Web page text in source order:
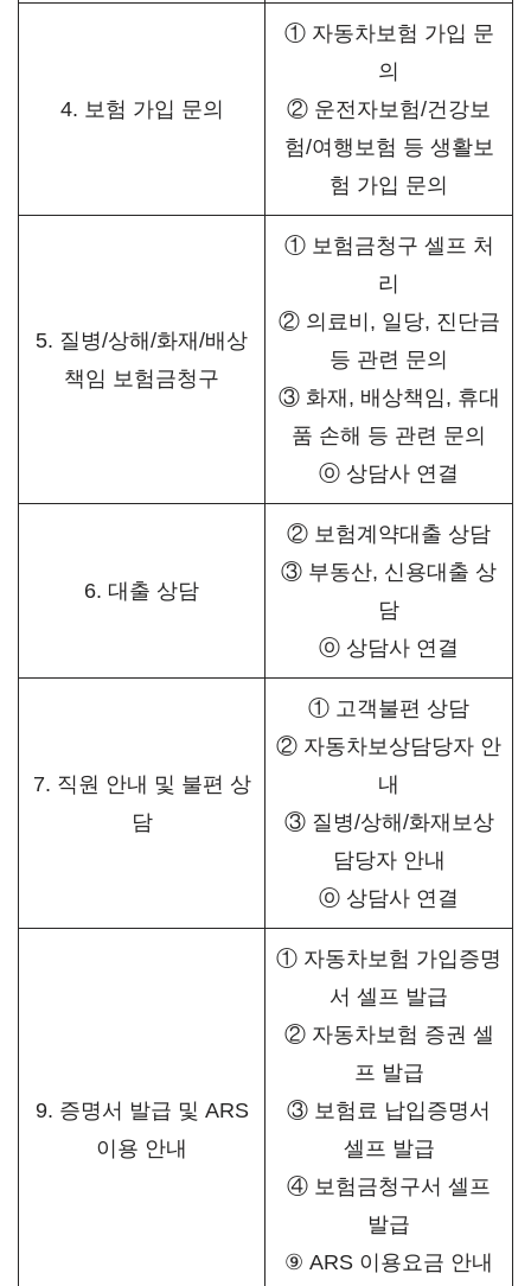
4. 보험 가입 문의
① 자동차보험 가입 문
의
② 운전자보험/건강보
험/여행보험 등 생활보
험 가입 문의
5. 질병/상해/화재/배상
책임 보험금청구
① 보험금청구 셀프 처
리
② 의료비, 일당, 진단금
등 관련 문의
③ 화재, 배상책임, 휴대
품 손해 등 관련 문의
ⓞ 상담사 연결
6. 대출 상담
② 보험계약대출 상담
③ 부동산, 신용대출 상
담
ⓞ 상담사 연결
7. 직원 안내 및 불편 상
담
① 고객불편 상담
② 자동차보상담당자 안
내
③ 질병/상해/화재보상
담당자 안내
ⓞ 상담사 연결
9. 증명서 발급 및 ARS
이용 안내
① 자동차보험 가입증명
서 셀프 발급
② 자동차보험 증권 셀
프 발급
③ 보험료 납입증명서
셀프 발급
④ 보험금청구서 셀프
발급
⑨ ARS 이용요금 안내